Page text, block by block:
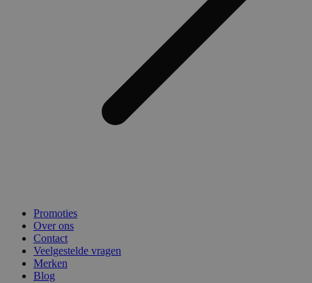
Promoties
Over ons
Contact
Veelgestelde vragen
Merken
Blog